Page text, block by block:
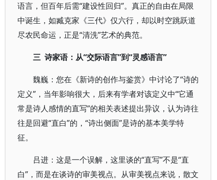
语言，但百年后需“建设性回归”。真正的自由在局限
中诞生，如臧克家《三代》仅六行，却以时空跳跃道
尽农民命运，正是“清洗”艺术的典范。
三 诗家语：从“交际语言”到“灵感语言”
魏巍：您在《新诗的创作与鉴赏》中讨论了“诗的
定义”，当年影响很大，后来有学者对该定义中“它通
常是诗人感情的直写”的相关表述提出异议，认为诗往
往是回避“直白”的，“诗出侧面”是诗的基本美学特
征。
吕进：这是一个误解，这里谈的“直写”不是“直
白”，而是在谈诗的审美视点。从审美视点来说，散文